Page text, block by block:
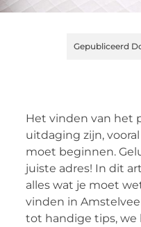
Gepubliceerd
Het vinden van het
uitdaging zijn,
moet beginnen.
juiste adres! In dit
alles wat je moet
vinden in
tot handige tips, we